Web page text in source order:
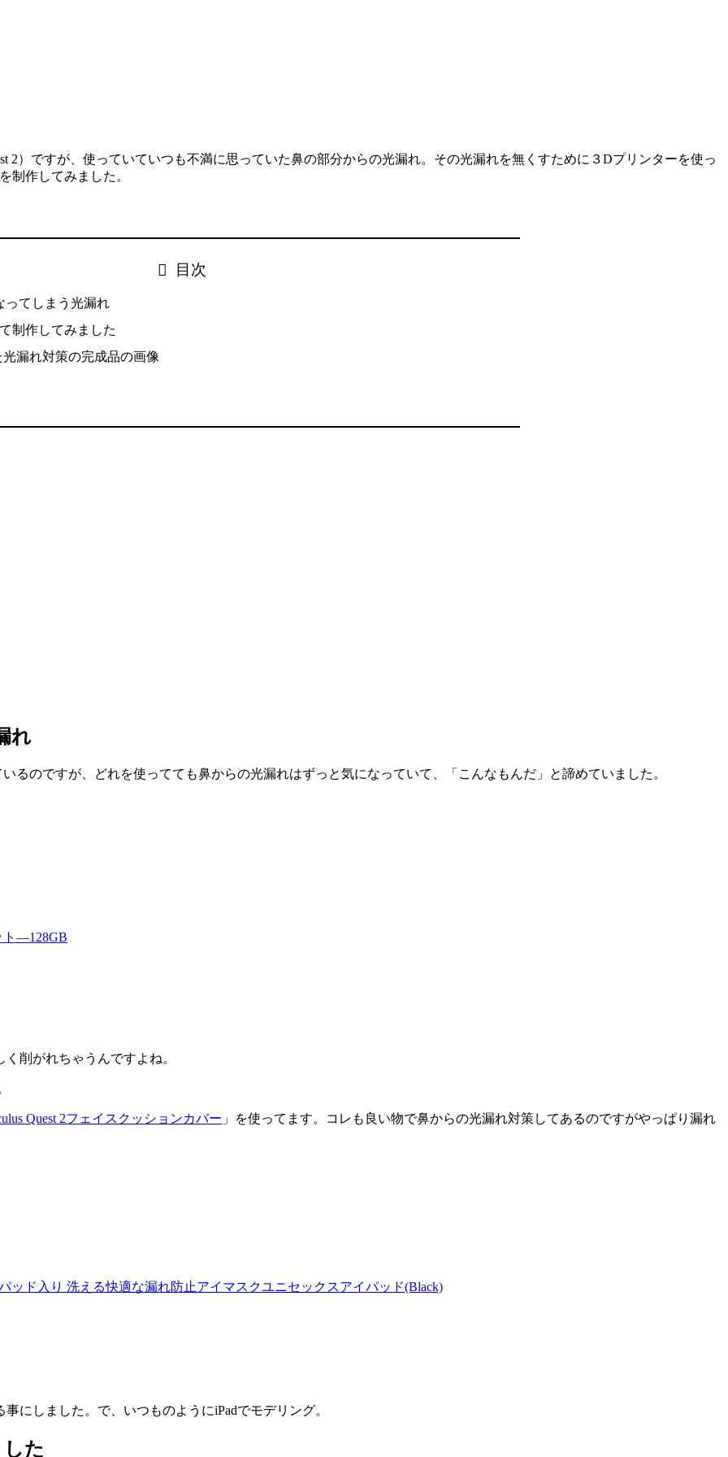
2）ですが、使っていていつも不満に思っていた鼻の部分からの光漏れ。その光漏れを無くすために３Dプリンターを使っ
制作してみました。
目次
ってしまう光漏れ
制作してみました
漏れ対策の完成品の画像
れ
いるのですが、どれを使ってても鼻からの光漏れはずっと気になっていて、「こんなもんだ」と諦めていました。
ト—128GB
削がれちゃうんですよね。
Quest 2フェイスクッションカバー 」を使ってます。コレも良い物で鼻からの光漏れ対策してあるのですがやっぱり漏れ
ッド入り 洗える快適な漏れ防止アイマスクユニセックスアイパッド(Black)
にしました。で、いつものようにiPadでモデリング。
た